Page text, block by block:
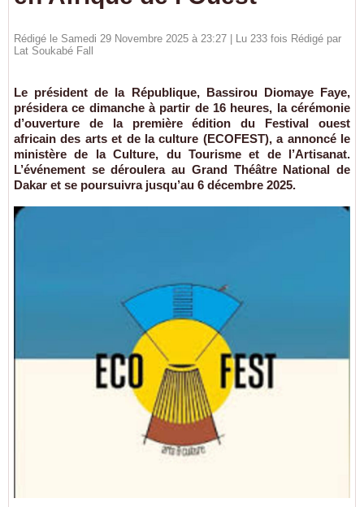
Rédigé le Samedi 29 Novembre 2025 à 23:27 | Lu 233 fois Rédigé par
Lat Soukabé Fall
Le président de la République, Bassirou Diomaye Faye,
présidera ce dimanche à partir de 16 heures, la cérémonie
d’ouverture de la première édition du Festival ouest
africain des arts et de la culture (ECOFEST), a annoncé le
ministère de la Culture, du Tourisme et de l’Artisanat.
L’événement se déroulera au Grand Théâtre National de
Dakar et se poursuivra jusqu’au 6 décembre 2025.